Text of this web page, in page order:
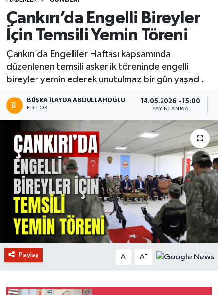
Çankırı’da Engelli Bireyler
İçin Temsili Yemin Töreni
Çankırı’da Engelliler Haftası kapsamında
düzenlenen temsili askerlik töreninde engelli
bireyler yemin ederek unutulmaz bir gün yaşadı.
BÜŞRA İLAYDA ABDULLAHOĞLU
EDITÖR
14.05.2026 - 15:00
YAYINLANMA
Paylaş A- A+